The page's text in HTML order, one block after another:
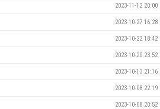
2023-11-12 20:00
2023-10-27 16:28
2023-10-22 18:42
2023-10-20 23:52
2023-10-13 21:16
2023-10-08 22:19
2023-10-08 20:52